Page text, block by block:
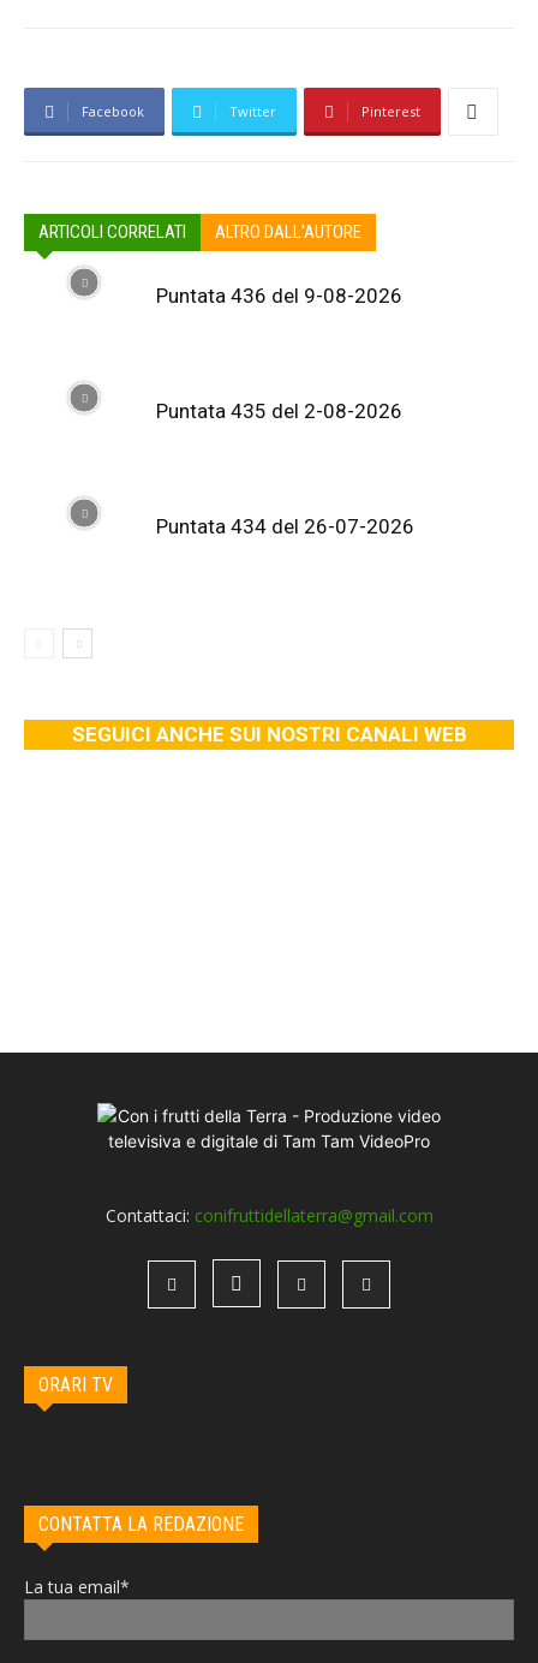
Facebook Twitter Pinterest
ARTICOLI CORRELATI ALTRO DALL'AUTORE
Puntata 436 del 9-08-2026
Puntata 435 del 2-08-2026
Puntata 434 del 26-07-2026
SEGUICI ANCHE SUI NOSTRI CANALI WEB
Contattaci: conifruttidellaterra@gmail.com
ORARI TV
CONTATTA LA REDAZIONE
La tua email*